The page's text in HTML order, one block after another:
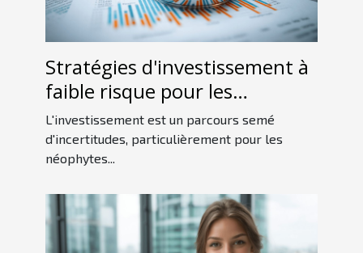
Stratégies d'investissement à
faible risque pour les
débutants en 2023
L'investissement est un parcours semé
d'incertitudes, particulièrement pour les
néophytes...